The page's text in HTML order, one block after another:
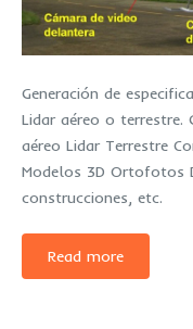
Generación de
Lidar aéreo o terrestre.
aéreo Lidar Terrestre
Modelos 3D Ortofotos
construcciones, etc.
Read more